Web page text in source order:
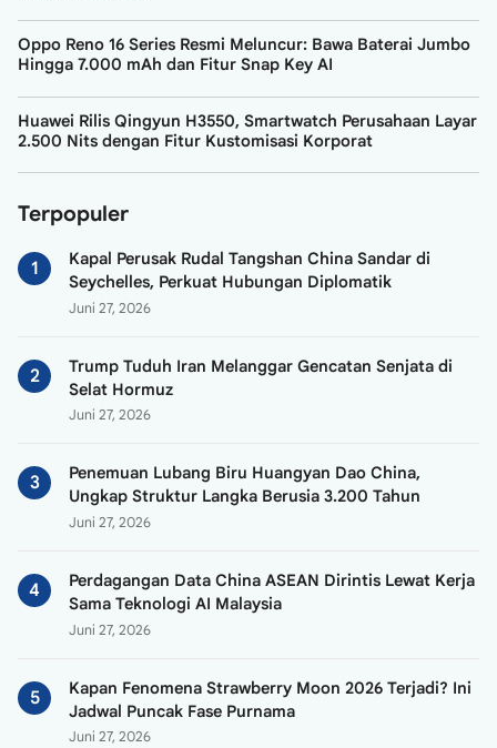
Oppo Reno 16 Series Resmi Meluncur: Bawa Baterai Jumbo
Hingga 7.000 mAh dan Fitur Snap Key AI
Huawei Rilis Qingyun H3550, Smartwatch Perusahaan Layar
2.500 Nits dengan Fitur Kustomisasi Korporat
Terpopuler
Kapal Perusak Rudal Tangshan China Sandar di
Seychelles, Perkuat Hubungan Diplomatik
Juni 27, 2026
Trump Tuduh Iran Melanggar Gencatan Senjata di
Selat Hormuz
Juni 27, 2026
Penemuan Lubang Biru Huangyan Dao China,
Ungkap Struktur Langka Berusia 3.200 Tahun
Juni 27, 2026
Perdagangan Data China ASEAN Dirintis Lewat Kerja
Sama Teknologi AI Malaysia
Juni 27, 2026
Kapan Fenomena Strawberry Moon 2026 Terjadi? Ini
Jadwal Puncak Fase Purnama
Juni 27, 2026